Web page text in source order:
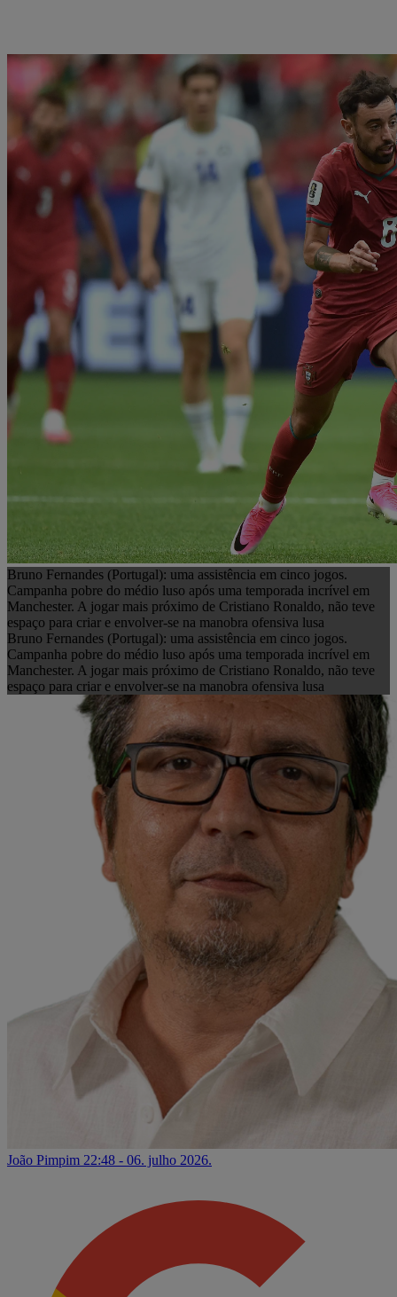
Bruno Fernandes (Portugal): uma assistência em cinco jogos.
Campanha pobre do médio luso após uma temporada incrível em
Manchester. A jogar mais próximo de Cristiano Ronaldo, não teve
espaço para criar e envolver-se na manobra ofensiva lusa
Bruno Fernandes (Portugal): uma assistência em cinco jogos.
Campanha pobre do médio luso após uma temporada incrível em
Manchester. A jogar mais próximo de Cristiano Ronaldo, não teve
espaço para criar e envolver-se na manobra ofensiva lusa
João Pimpim 22:48 - 06. julho 2026.